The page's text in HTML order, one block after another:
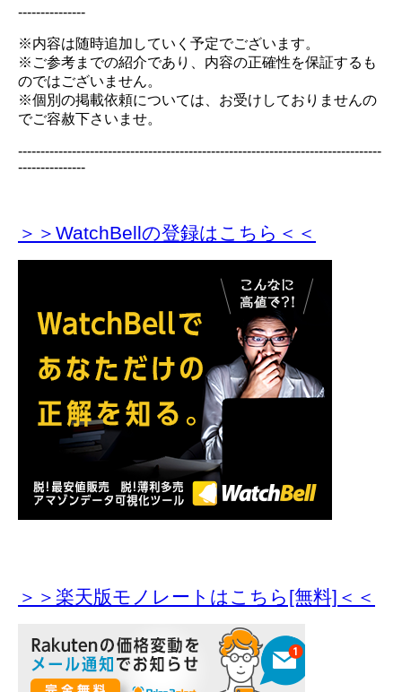
---------------
※内容は随時追加していく予定でございます。
※ご参考までの紹介であり、内容の正確性を保証するも
のではございません。
※個別の掲載依頼については、お受けしておりませんの
でご容赦下さいませ。
---------------------------------------------------------------------------------
---------------
＞＞WatchBellの登録はこちら＜＜
＞＞楽天版モノレートはこちら[無料]＜＜